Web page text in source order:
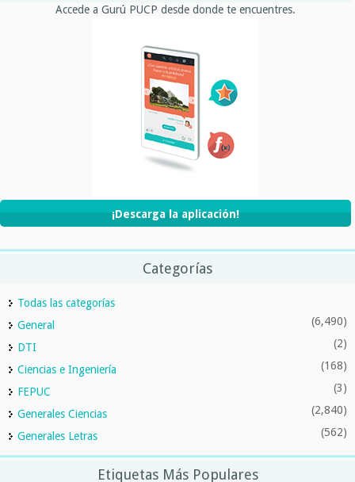
Accede a Gurú PUCP desde donde te encuentres.
¡Descarga la aplicación!
Categorías
Todas las categorías
General
(6,490)
DTI (2)
Ciencias e Ingeniería (168)
FEPUC (3)
Generales Ciencias (2,840)
Generales Letras (562)
Etiquetas Más Populares